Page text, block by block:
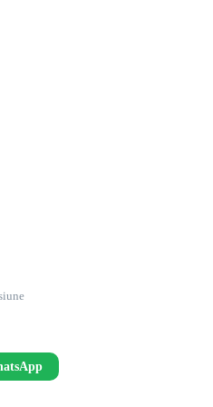
să vă îndeplinească toate
și bucurați-vă de un călcat